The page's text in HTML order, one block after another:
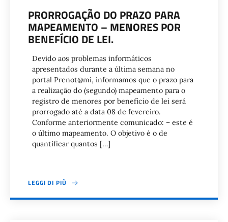
PRORROGAÇÃO DO PRAZO PARA
MAPEAMENTO – MENORES POR
BENEFÍCIO DE LEI.
Devido aos problemas informáticos
apresentados durante a última semana no
portal Prenot@mi, informamos que o prazo para
a realização do (segundo) mapeamento para o
registro de menores por benefício de lei será
prorrogado até a data 08 de fevereiro.
Conforme anteriormente comunicado: – este é
o último mapeamento. O objetivo é o de
quantificar quantos […]
LEGGI DI PIÙ